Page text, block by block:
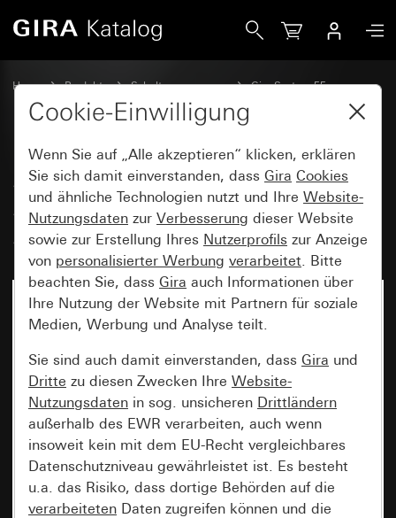
Home Produkte Schalterprogramme
Gira System 55
Schalten und Tasten
System 3000 Jalousie- und
Schaltuhr BT Pfeilsymbole
System 55
Cookie-Einwilligung
Wenn Sie auf „Alle akzeptieren“ klicken, erklären
Sie sich damit einverstanden, dass Gira Cookies
und ähnliche Technologien nutzt und Ihre Website-
Nutzungsdaten zur Verbesserung dieser Website
sowie zur Erstellung Ihres Nutzerprofils zur Anzeige
von personalisierter Werbung verarbeitet. Bitte
beachten Sie, dass Gira auch Informationen über
Ihre Nutzung der Website mit Partnern für soziale
Medien, Werbung und Analyse teilt.
Sie sind auch damit einverstanden, dass Gira und
Dritte zu diesen Zwecken Ihre Website-
Nutzungsdaten in sog. unsicheren Drittländern
außerhalb des EWR verarbeiten, auch wenn
insoweit kein mit dem EU-Recht vergleichbares
Datenschutzniveau gewährleistet ist. Es besteht
u.a. das Risiko, dass dortige Behörden auf die
verarbeiteten Daten zugreifen können und die